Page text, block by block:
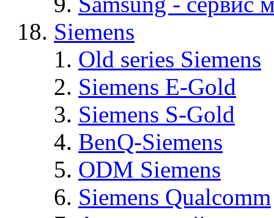
Siemens
Old series Siemens
Siemens E-Gold
Siemens S-Gold
BenQ-Siemens
ODM Siemens
Siemens Qualcomm